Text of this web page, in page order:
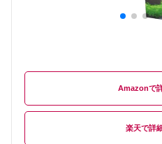
Amazon
楽天